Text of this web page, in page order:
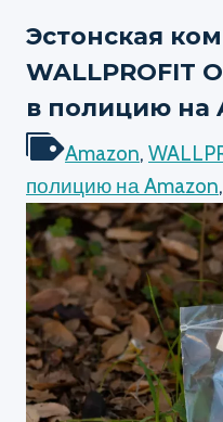
Эстонская
WALLPROFIT
в полицию на
Amazon,
полицию на Amazon,